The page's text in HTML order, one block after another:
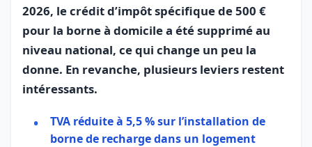
2026, le crédit d’impôt spécifique de 500 €
pour la borne à domicile a été supprimé au
niveau national, ce qui change un peu la
donne. En revanche, plusieurs leviers restent
intéressants.
TVA réduite à 5,5 % sur l’installation de
borne de recharge dans un logement